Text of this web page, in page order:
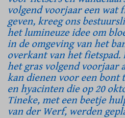
volgend voorjaar een wat
geven, kreeg ons
het lumineuze idee om
in de omgeving van het
overkant van het fietspad.
het gras volgend voorjaar
kan dienen voor een bont
en hyacinten die op 20
Tineke, met een beetje
van der Werf, werden